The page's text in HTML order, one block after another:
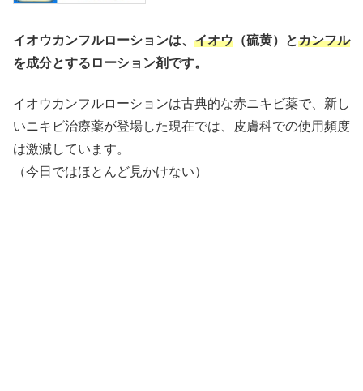
イオウカンフルローションは、 イオウ （硫黄）とカンフル
を成分とするローション剤です。
イオウカンフルローションは古典的な赤ニキビ薬で、新し
いニキビ治療薬が登場した現在では、皮膚科での使用頻度
は激減しています。
（今日ではほとんど見かけない）